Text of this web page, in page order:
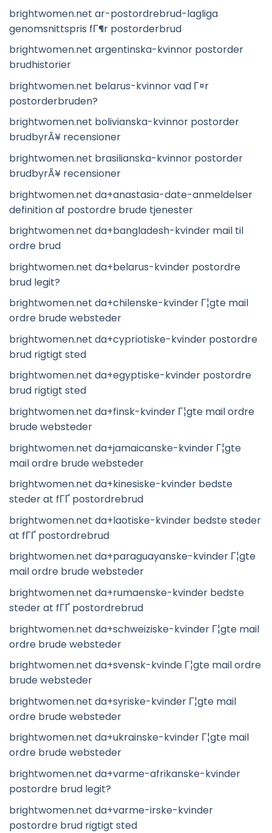
brightwomen.net ar-postordrebrud-lagliga
genomsnittspris fГ¶r postorderbrud
brightwomen.net argentinska-kvinnor postorder
brudhistorier
brightwomen.net belarus-kvinnor vad Г¤r
postorderbruden?
brightwomen.net bolivianska-kvinnor postorder
brudbyrÃ¥ recensioner
brightwomen.net brasilianska-kvinnor postorder
brudbyrÃ¥ recensioner
brightwomen.net da+anastasia-date-anmeldelser
definition af postordre brude tjenester
brightwomen.net da+bangladesh-kvinder mail til
ordre brud
brightwomen.net da+belarus-kvinder postordre
brud legit?
brightwomen.net da+chilenske-kvinder Г¦gte mail
ordre brude websteder
brightwomen.net da+cypriotiske-kvinder postordre
brud rigtigt sted
brightwomen.net da+egyptiske-kvinder postordre
brud rigtigt sted
brightwomen.net da+finsk-kvinder Г¦gte mail ordre
brude websteder
brightwomen.net da+jamaicanske-kvinder Г¦gte
mail ordre brude websteder
brightwomen.net da+kinesiske-kvinder bedste
steder at fГҐ postordrebrud
brightwomen.net da+laotiske-kvinder bedste steder
at fГҐ postordrebrud
brightwomen.net da+paraguayanske-kvinder Г¦gte
mail ordre brude websteder
brightwomen.net da+rumaenske-kvinder bedste
steder at fГҐ postordrebrud
brightwomen.net da+schweiziske-kvinder Г¦gte mail
ordre brude websteder
brightwomen.net da+svensk-kvinde Г¦gte mail ordre
brude websteder
brightwomen.net da+syriske-kvinder Г¦gte mail
ordre brude websteder
brightwomen.net da+ukrainske-kvinder Г¦gte mail
ordre brude websteder
brightwomen.net da+varme-afrikanske-kvinder
postordre brud legit?
brightwomen.net da+varme-irske-kvinder
postordre brud rigtigt sted